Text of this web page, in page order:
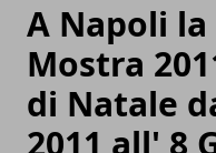
A Napoli
Mostra
di Natale
2011 all' 8